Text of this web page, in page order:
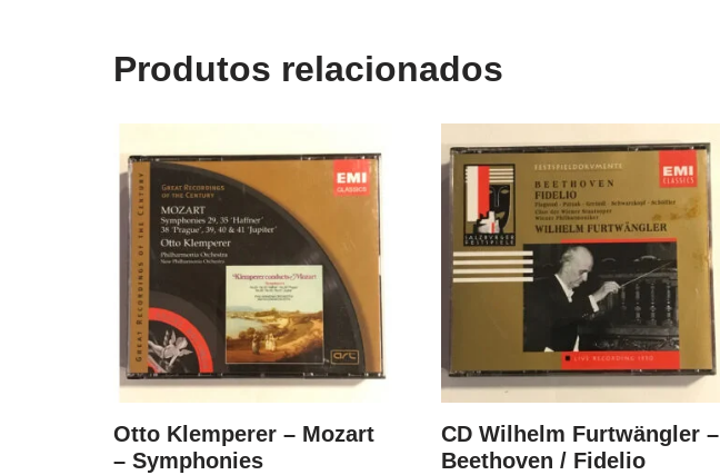
Produtos relacionados
Otto Klemperer – Mozart
– Symphonies
CD Wilhelm Furtwängler –
Beethoven / Fidelio